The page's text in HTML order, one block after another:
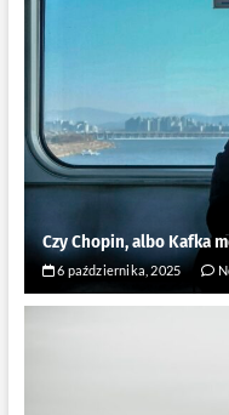
Czy Chopin, albo Kafka
6 października, 2025